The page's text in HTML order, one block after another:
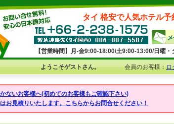
タイ 格安で人気ホテル
【営業時間】月-金9:00-18:00/土9:00-13:00/日曜・
ようこそゲストさん。 会員のお客様：ロ
ないお客様へ(初めてのお客様もご確認下さい)
お見積りいたします。こちらからお問合せください！